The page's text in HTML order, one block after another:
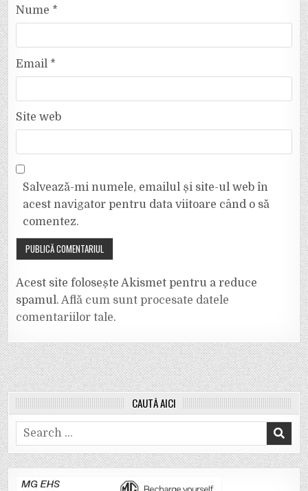
Nume *
Email *
Site web
Salvează-mi numele, emailul și site-ul web în
acest navigator pentru data viitoare când o să
comentez.
Acest site folosește Akismet pentru a reduce
spamul.Află cum sunt procesate datele
comentariilor tale.
CAUTĂ AICI
Search
for: